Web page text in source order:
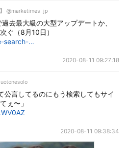
@marketimes_jp
去最大級の大型アップデートか、
search-…
2020-08-11 09:27:18
公言してるのにもう検索してもサイ
2020-08-11 09:38:34